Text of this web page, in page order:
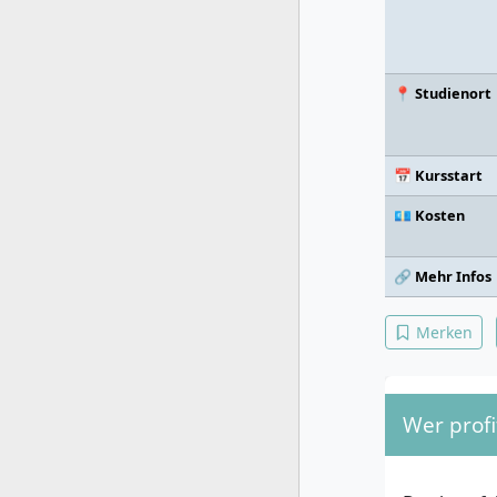
📍 Studienort
📅 Kursstart
💶 Kosten
🔗 Mehr Infos
Merken
Wer